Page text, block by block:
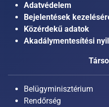
Adatvédelem
Bejelentések
Közérdekű adatok
Akadálymentesítési
Belügyminisztérium
Rendőrség